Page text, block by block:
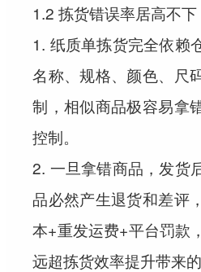
1.2 拣货错误率居高不
1. 纸质单拣货完全依赖
名称、规格、颜色、尺
制，相似商品极容易拿
控制。
2. 一旦拿错商品，发货
品必然产生退货和差评
本+重发运费+平台罚款
远超拣货效率提升带来的